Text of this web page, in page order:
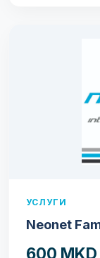
УСЛУГИ
Neonet
600 MKD